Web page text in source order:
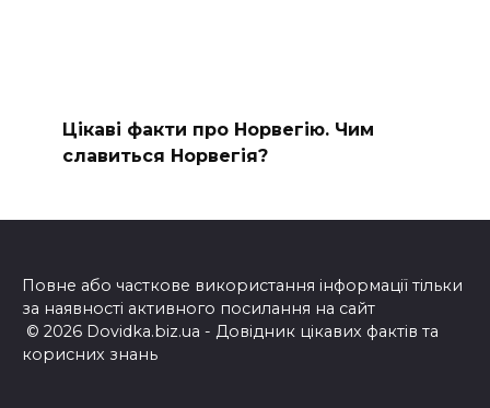
Цікаві факти про Норвегію. Чим
славиться Норвегія?
Повне або часткове використання інформації тільки
за наявності активного посилання на сайт
© 2026 Dovidka.biz.ua - Довідник цікавих фактів та
корисних знань